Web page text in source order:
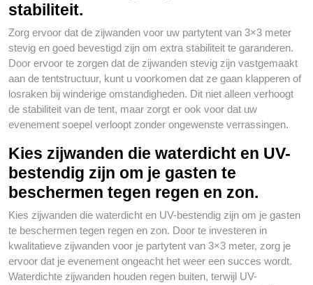
stabiliteit.
Zorg ervoor dat de zijwanden voor uw partytent van 3×3 meter
stevig en goed bevestigd zijn om extra stabiliteit te garanderen.
Door ervoor te zorgen dat de zijwanden stevig zijn vastgemaakt
aan de tentstructuur, kunt u voorkomen dat ze gaan klapperen of
losraken bij winderige omstandigheden. Dit niet alleen verhoogt
de stabiliteit van de tent, maar zorgt er ook voor dat uw
evenement soepel verloopt zonder ongewenste verrassingen.
Kies zijwanden die waterdicht en UV-
bestendig zijn om je gasten te
beschermen tegen regen en zon.
Kies zijwanden die waterdicht en UV-bestendig zijn om je gasten
te beschermen tegen regen en zon. Door te investeren in
kwalitatieve zijwanden voor je partytent van 3×3 meter, zorg je
ervoor dat je evenement ongeacht het weer een succes wordt.
Waterdichte zijwanden houden regen buiten, terwijl UV-